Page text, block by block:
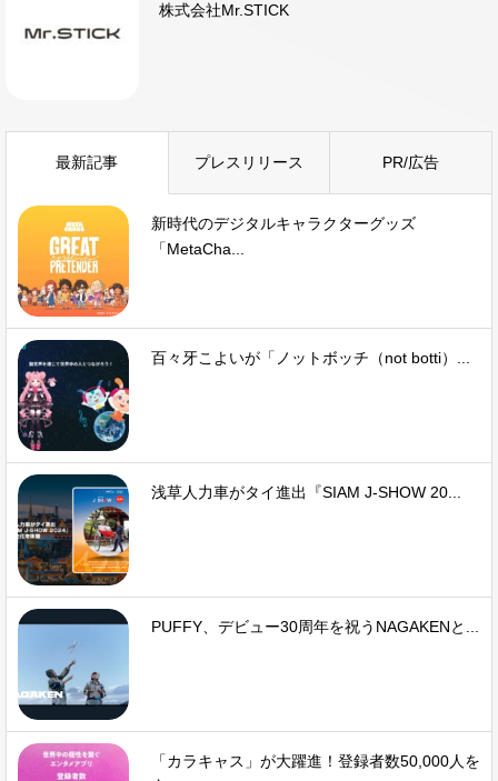
株式会社Mr.STICK
最新記事 プレスリリース PR/広告
新時代のデジタルキャラクターグッズ
「MetaCha...
百々牙こよいが「ノットボッチ（not botti）...
浅草人力車がタイ進出『SIAM J-SHOW 20...
PUFFY、デビュー30周年を祝うNAGAKENと...
「カラキャス」が大躍進！登録者数50,000人を